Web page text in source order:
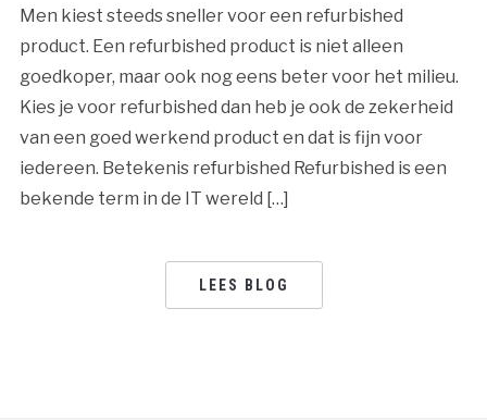
Men kiest steeds sneller voor een refurbished
product. Een refurbished product is niet alleen
goedkoper, maar ook nog eens beter voor het milieu.
Kies je voor refurbished dan heb je ook de zekerheid
van een goed werkend product en dat is fijn voor
iedereen. Betekenis refurbished Refurbished is een
bekende term in de IT wereld […]
LEES BLOG